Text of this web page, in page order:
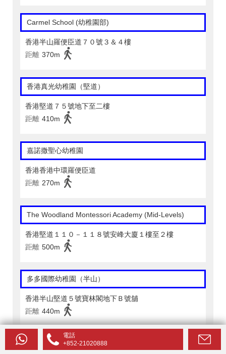
Carmel School (幼稚園部)
香港半山羅便臣道７０號３＆４樓
距離 370m
香港真光幼稚園（堅道）
香港堅道７５號地下至二樓
距離 410m
嘉諾撒聖心幼稚園
香港香港中環羅便臣道
距離 270m
The Woodland Montessori Academy (Mid-Levels)
香港堅道１１０－１１８號安峰大廈１樓至２樓
距離 500m
多多國際幼稚園（半山）
香港半山堅道５號寶林閣地下Ｂ號舖
距離 440m
嘉諾撒聖心學校
電話
+852-21020888